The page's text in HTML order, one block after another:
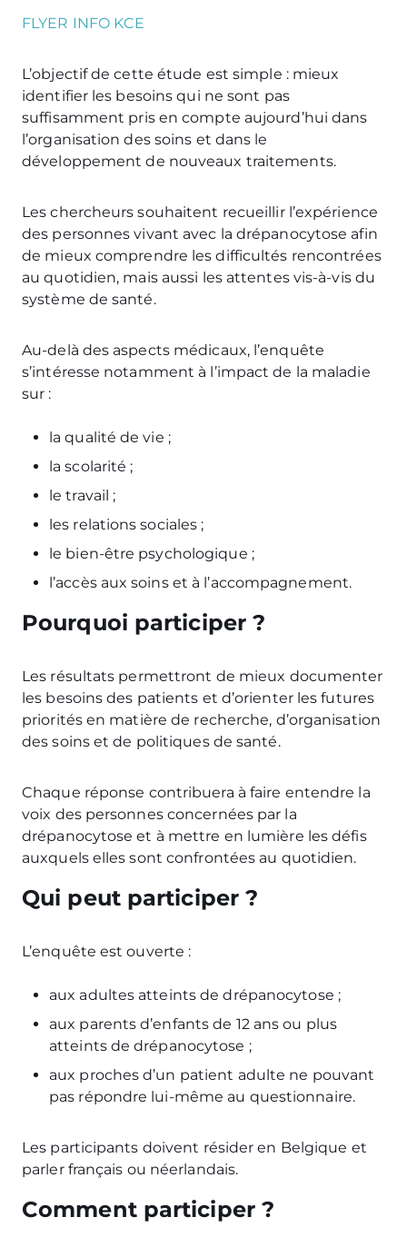
FLYER INFO KCE
L’objectif de cette étude est simple : mieux
identifier les besoins qui ne sont pas
suffisamment pris en compte aujourd’hui dans
l’organisation des soins et dans le
développement de nouveaux traitements.
Les chercheurs souhaitent recueillir l’expérience
des personnes vivant avec la drépanocytose afin
de mieux comprendre les difficultés rencontrées
au quotidien, mais aussi les attentes vis-à-vis du
système de santé.
Au-delà des aspects médicaux, l’enquête
s’intéresse notamment à l’impact de la maladie
sur :
la qualité de vie ;
la scolarité ;
le travail ;
les relations sociales ;
le bien-être psychologique ;
l’accès aux soins et à l’accompagnement.
Pourquoi participer ?
Les résultats permettront de mieux documenter
les besoins des patients et d’orienter les futures
priorités en matière de recherche, d’organisation
des soins et de politiques de santé.
Chaque réponse contribuera à faire entendre la
voix des personnes concernées par la
drépanocytose et à mettre en lumière les défis
auxquels elles sont confrontées au quotidien.
Qui peut participer ?
L’enquête est ouverte :
aux adultes atteints de drépanocytose ;
aux parents d’enfants de 12 ans ou plus
atteints de drépanocytose ;
aux proches d’un patient adulte ne pouvant
pas répondre lui-même au questionnaire.
Les participants doivent résider en Belgique et
parler français ou néerlandais.
Comment participer ?